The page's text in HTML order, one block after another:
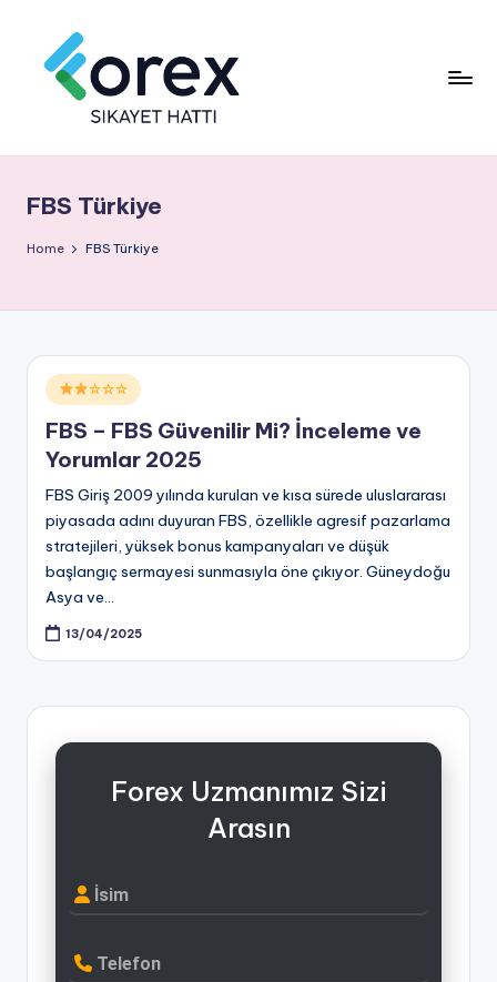
FBS Türkiye
Home FBS Türkiye
Posted
in
☆☆☆
FBS – FBS Güvenilir Mi? İnceleme ve
Yorumlar 2025
FBS Giriş 2009 yılında kurulan ve kısa sürede uluslararası
piyasada adını duyuran FBS, özellikle agresif pazarlama
stratejileri, yüksek bonus kampanyaları ve düşük
başlangıç sermayesi sunmasıyla öne çıkıyor. Güneydoğu
Asya ve…
13/04/2025
Forex Uzmanımız Sizi
Arasın
İsim
Telefon